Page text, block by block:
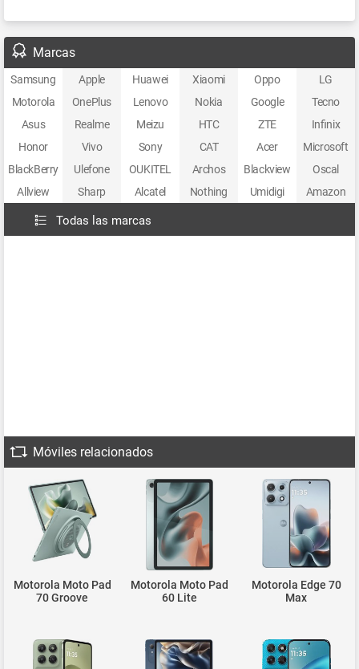
Marcas
Samsung Apple Huawei Xiaomi Oppo
LG
Motorola
OnePlus Lenovo Nokia Google
Tecno
Asus
Realme Meizu HTC ZTE
Infinix
Honor
Vivo Sony CAT Acer
Microsoft
BlackBerry
Ulefone OUKITEL Archos Blackview
Oscal
Allview
Sharp Alcatel Nothing Umidigi Amazon
Todas las marcas
Móviles relacionados
Motorola Moto Pad
70 Groove
Motorola Moto Pad
60 Lite
Motorola Edge 70
Max